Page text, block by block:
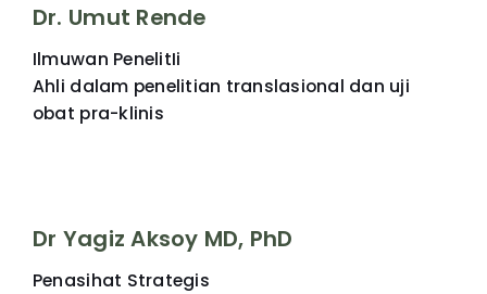
Dr. Umut Rende
Ilmuwan PenelitIi
Ahli dalam penelitian translasional dan uji
obat pra-klinis
Dr Yagiz Aksoy MD, PhD
Penasihat Strategis